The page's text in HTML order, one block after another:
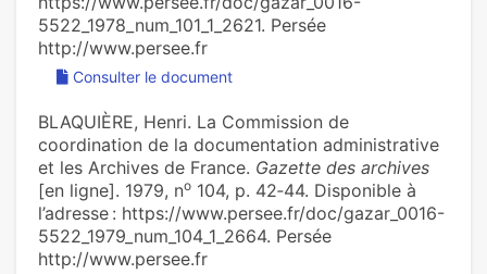
5522_1978_num_101_1_2621. Persée
http://www.persee.fr
Consulter le document
BLAQUIÈRE, Henri. La Commission de
coordination de la documentation administrative
et les Archives de France. Gazette des archives
[en ligne]. 1979, no 104, p. 42‑44. Disponible à
l’adresse : https://www.persee.fr/doc/gazar_0016-
5522_1979_num_104_1_2664. Persée
http://www.persee.fr